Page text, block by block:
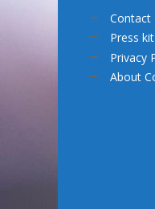
Contact
Press kit
Privacy
About